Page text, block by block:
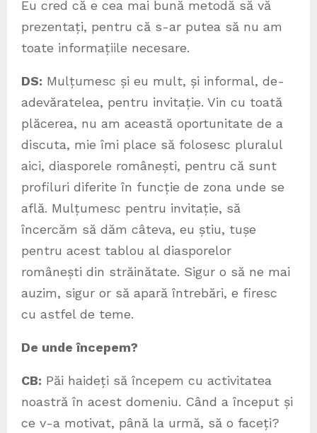
Eu cred că e cea mai bună metodă să vă
prezentați, pentru că s-ar putea să nu am
toate informațiile necesare.
DS: Mulțumesc și eu mult, și informal, de-
adevăratelea, pentru invitație. Vin cu toată
plăcerea, nu am această oportunitate de a
discuta, mie îmi place să folosesc pluralul
aici, diasporele românești, pentru că sunt
profiluri diferite în funcție de zona unde se
află. Mulțumesc pentru invitație, să
încercăm să dăm câteva, eu știu, tușe
pentru acest tablou al diasporelor
românești din străinătate. Sigur o să ne mai
auzim, sigur or să apară întrebări, e firesc
cu astfel de teme.
De unde începem?
CB: Păi haideți să începem cu activitatea
noastră în acest domeniu. Când a început și
ce v-a motivat, până la urmă, să o faceți?